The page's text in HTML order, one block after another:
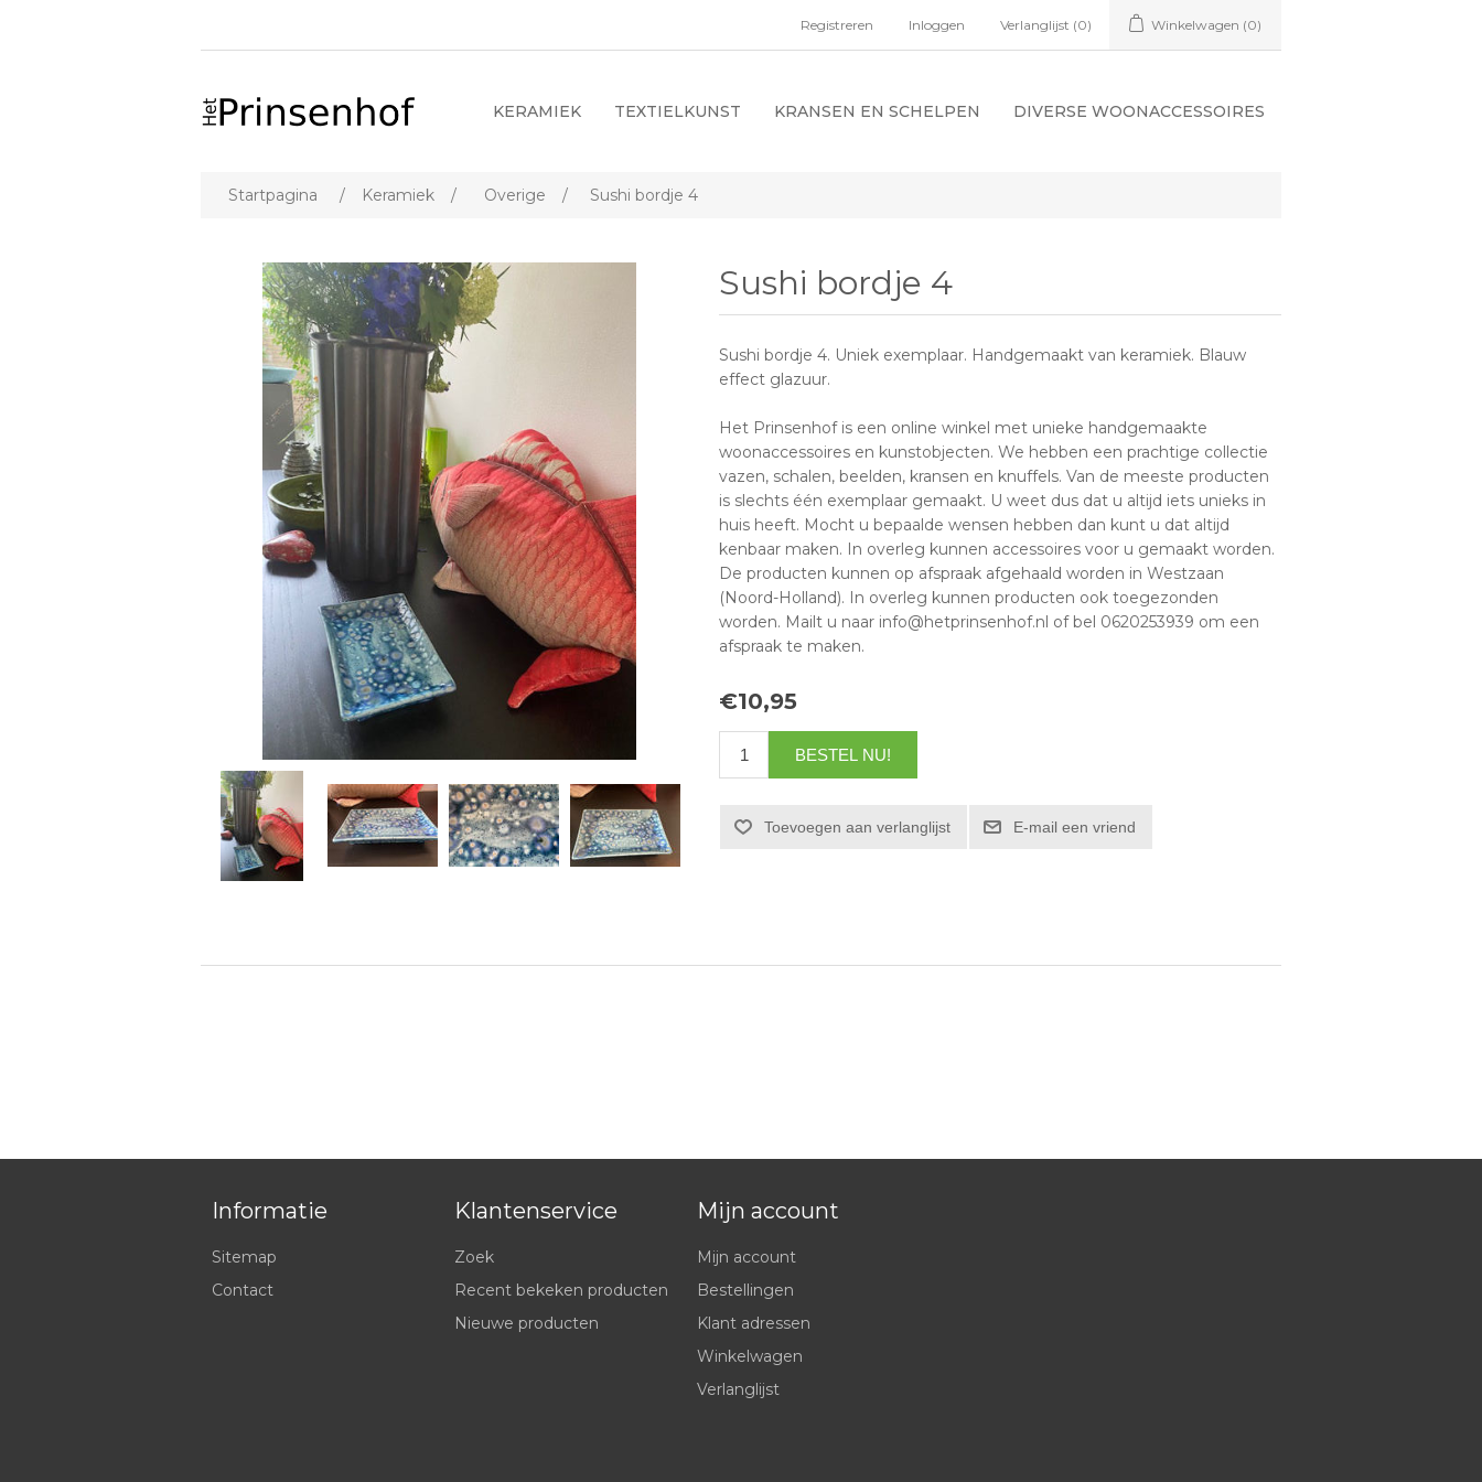
Registreren Inloggen Verlanglijst (0) Winkelwagen (0)
KERAMIEK TEXTIELKUNST KRANSEN EN SCHELPEN DIVERSE WOONACCESSOIRES
Startpagina / Keramiek / Overige / Sushi bordje 4
Sushi bordje 4
Sushi bordje 4. Uniek exemplaar. Handgemaakt van keramiek. Blauw
effect glazuur.
Het Prinsenhof is een online winkel met unieke handgemaakte
woonaccessoires en kunstobjecten. We hebben een prachtige collectie
vazen, schalen, beelden, kransen en knuffels. Van de meeste producten
is slechts één exemplaar gemaakt. U weet dus dat u altijd iets unieks in
huis heeft. Mocht u bepaalde wensen hebben dan kunt u dat altijd
kenbaar maken. In overleg kunnen accessoires voor u gemaakt worden.
De producten kunnen op afspraak afgehaald worden in Westzaan
(Noord-Holland). In overleg kunnen producten ook toegezonden
worden. Mailt u naar info@hetprinsenhof.nl of bel 0620253939 om een
afspraak te maken.
€10,95
Informatie
Sitemap
Contact
Klantenservice
Zoek
Recent bekeken producten
Nieuwe producten
Mijn account
Mijn account
Bestellingen
Klant adressen
Winkelwagen
Verlanglijst